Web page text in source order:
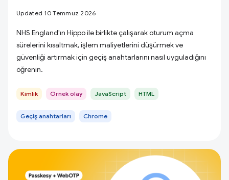
Updated 10 Temmuz 2026
NHS England'ın Hippo ile birlikte çalışarak oturum açma
sürelerini kısaltmak, işlem maliyetlerini düşürmek ve
güvenliği artırmak için geçiş anahtarlarını nasıl uyguladığını
öğrenin.
Kimlik Örnek olay JavaScript HTML
Geçiş anahtarları Chrome